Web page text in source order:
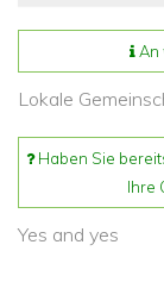
An
Lokale
Haben Sie
Ihre
Yes and yes